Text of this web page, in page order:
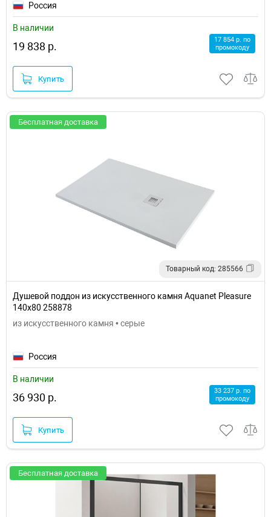
Россия
В наличии
19 838 р.
17 854 р. по
промокоду
Купить
Бесплатная доставка
Товарный код: 285566
Душевой поддон из искусственного камня Aquanet Pleasure
140x80 258878
из искусственного камня • серые
Россия
В наличии
36 930 р.
33 237 р. по
промокоду
Купить
Бесплатная доставка